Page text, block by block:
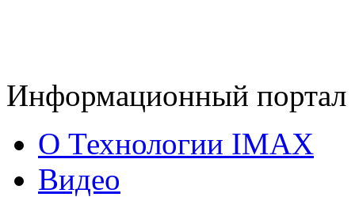
Информационный портал
О Технологии IMAX
Видео